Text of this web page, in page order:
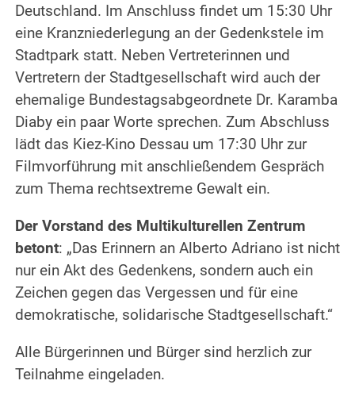
Deutschland. Im Anschluss findet um 15:30 Uhr
eine Kranzniederlegung an der Gedenkstele im
Stadtpark statt. Neben Vertreterinnen und
Vertretern der Stadtgesellschaft wird auch der
ehemalige Bundestagsabgeordnete Dr. Karamba
Diaby ein paar Worte sprechen. Zum Abschluss
lädt das Kiez-Kino Dessau um 17:30 Uhr zur
Filmvorführung mit anschließendem Gespräch
zum Thema rechtsextreme Gewalt ein.
Der Vorstand des Multikulturellen Zentrum
betont: „Das Erinnern an Alberto Adriano ist nicht
nur ein Akt des Gedenkens, sondern auch ein
Zeichen gegen das Vergessen und für eine
demokratische, solidarische Stadtgesellschaft.“
Alle Bürgerinnen und Bürger sind herzlich zur
Teilnahme eingeladen.